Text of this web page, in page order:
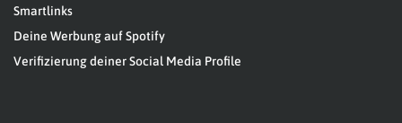
Smartlinks
Deine Werbung auf Spotify
Verifizierung deiner Social Media Profile